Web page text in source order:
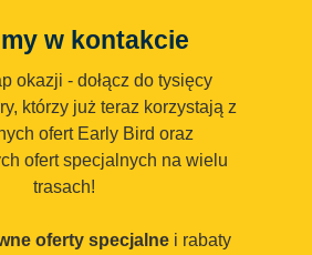
w kontakcie
okazji - dołącz do tysięcy
którzy już teraz korzystają z
ofert Early Bird oraz
ofert specjalnych na wielu
trasach!
oferty specjalne i rabaty